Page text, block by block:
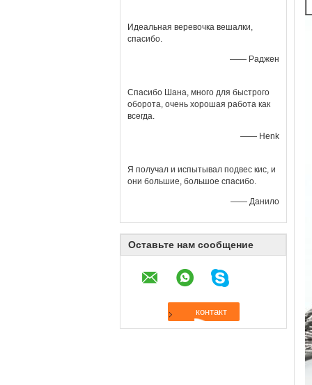
Идеальная веревочка вешалки,
спасибо.
—— Раджен
Спасибо Шана, много для быстрого
оборота, очень хорошая работа как
всегда.
—— Henk
Я получал и испытывал подвес кис, и
они большие, большое спасибо.
—— Данило
Оставьте нам сообщение